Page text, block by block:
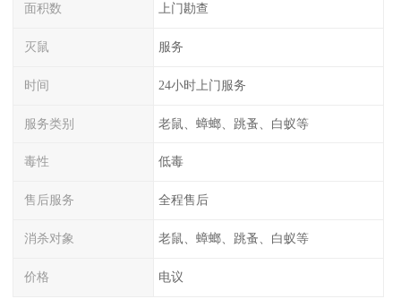
面积数 上门勘查
灭鼠 服务
时间 24小时上门服务
服务类别 老鼠、蟑螂、跳蚤、白蚁等
毒性 低毒
售后服务 全程售后
消杀对象 老鼠、蟑螂、跳蚤、白蚁等
价格 电议